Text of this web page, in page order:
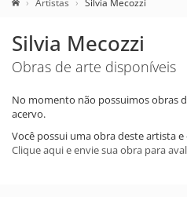
Artistas Silvia Mecozzi
Silvia Mecozzi
Obras de arte disponíveis
No momento não possuimos obras
acervo.
Você possui uma obra deste artista
Clique aqui e envie sua obra para